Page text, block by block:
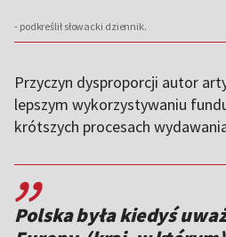
- podkreślił słowacki dziennik.
Przyczyn dysproporcji autor
lepszym wykorzystywaniu
krótszych procesach
,,
Polska była kiedyś